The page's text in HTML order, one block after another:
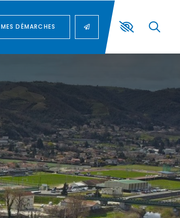
MES DÉMARCHES